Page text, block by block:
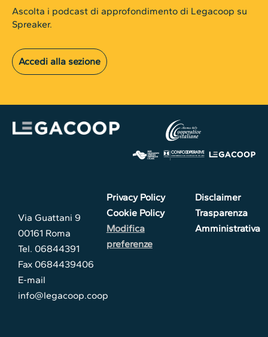
Ascolta i podcast di approfondimento di Legacoop su
Spreaker.
Accedi alla sezione
Via Guattani 9
00161 Roma
Tel. 06844391
Fax 0684439406
E-mail
info@legacoop.coop
Privacy Policy
Cookie Policy
Modifica
preferenze
Disclaimer
Trasparenza
Amministrativa